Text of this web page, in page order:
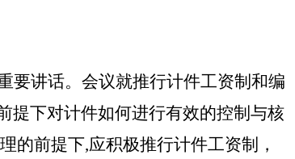
要讲话。会议就推行计件工资制和编
提下对计件如何进行有效的控制与核
的前提下,应积极推行计件工资制，